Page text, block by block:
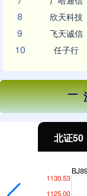
8 欣天科技
9 飞天诚信
10 任子行
北证50